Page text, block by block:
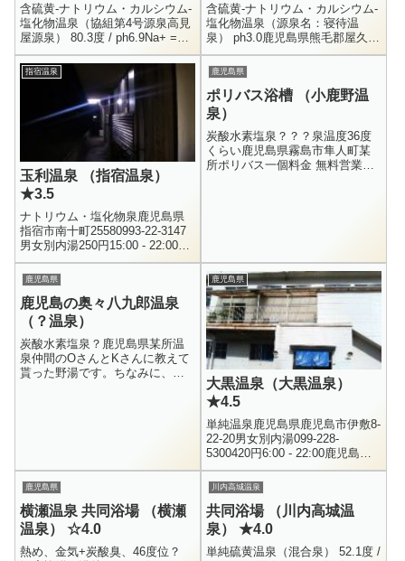
含硫黄-ナトリウム・カルシウム-
塩化物温泉（協組第4号源泉高見
屋源泉） 80.3度 / ph6.9Na+ =
1412 / K+ = 123.2 / Mg++ = 4.3 /
Ca...
含硫黄-ナトリウム・カルシウム-
塩化物温泉（源泉名：寝待温
泉） ph3.0鹿児島県熊毛郡屋久島
町口永良部島1714−28混浴内湯寸
志 200円以上自己責任にて、24
時間入浴可（但し...
指宿温泉
玉利温泉 （指宿温泉）
★3.5
ナトリウム・塩化物泉鹿児島県
指宿市南十町25580993-22-3147
男女別内湯250円15:00 - 22:00弥
次ヶ湯温泉から比較的近くにあ
る、国道沿いの公衆浴場です。
看板に...
鹿児島県
ポリバス浴槽 （小鹿野温
泉）
炭酸水素塩泉？？？泉温度36度
くらい鹿児島県霧島市隼人町某
所ポリバス一個料金 無料営業時
鹿児島県
鹿児島の奥々八九郎温泉
（？温泉）
炭酸水素塩泉？鹿児島県某所温
泉仲間のOさんとKさんに教えて
貰った野湯です。ちなみに、当
鹿児島県
大黒温泉（大黒温泉）
★4.5
単純温泉鹿児島県鹿児島市伊敷8-
22-20男女別内湯099-228-
5300420円6:00 - 22:00鹿児島市
内にある温泉銭湯です。鹿児島
北ICから僅か3分程の場所にある
ので...
鹿児島県
横瀬温泉 共同浴場 （横瀬
温泉） ☆4.0
熱め、金気+炭酸臭、46度位？
川内高城温泉
共同浴場 （川内高城温
泉） ★4.0
単純硫黄温泉（混合泉） 52.1度 /